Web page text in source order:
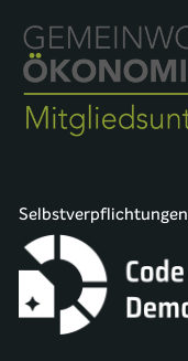
Selbstverpflichtungen